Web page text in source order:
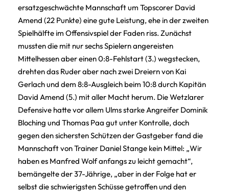
ersatzgeschwächte Mannschaft um Topscorer David
Amend (22 Punkte) eine gute Leistung, ehe in der zweiten
Spielhälfte im Offensivspiel der Faden riss. Zunächst
mussten die mit nur sechs Spielern angereisten
Mittelhessen aber einen 0:8-Fehlstart (3.) wegstecken,
drehten das Ruder aber nach zwei Dreiern von Kai
Gerlach und dem 8:8-Ausgleich beim 10:8 durch Kapitän
David Amend (5.) mit aller Macht herum. Die Wetzlarer
Defensive hatte vor allem Ulms starke Angreifer Dominik
Bloching und Thomas Paa gut unter Kontrolle, doch
gegen den sichersten Schützen der Gastgeber fand die
Mannschaft von Trainer Daniel Stange kein Mittel: „Wir
haben es Manfred Wolf anfangs zu leicht gemacht“,
bemängelte der 37-Jährige, „aber in der Folge hat er
selbst die schwierigsten Schüsse getroffen und den